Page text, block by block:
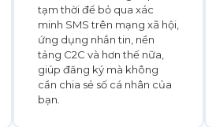
tạm thời để bỏ qua xác
minh SMS trên mạng xã hội,
ứng dụng nhắn tin, nền
tảng C2C và hơn thế nữa,
giúp đăng ký mà không
cần chia sẻ số cá nhân của
bạn.